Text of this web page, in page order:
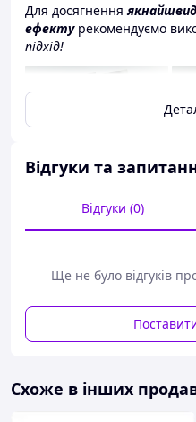
Для досягнення
ефектурекомендуємо
підхід!
правильний догляд за
Відгуки та
Відгуки (0)
Ще не було відгуків
Схоже в інших